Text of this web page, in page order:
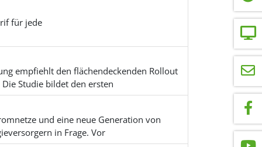
für jede
empfiehlt den flächendeckenden Rollout
Studie bildet den ersten
und eine neue Generation von
in Frage. Vor